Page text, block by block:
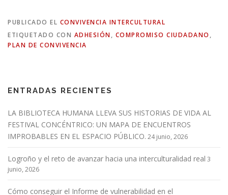
PUBLICADO EL CONVIVENCIA INTERCULTURAL
ETIQUETADO CON ADHESIÓN, COMPROMISO CIUDADANO ,
PLAN DE CONVIVENCIA
ENTRADAS RECIENTES
LA BIBLIOTECA HUMANA LLEVA SUS HISTORIAS DE VIDA AL
FESTIVAL CONCÉNTRICO: UN MAPA DE ENCUENTROS
IMPROBABLES EN EL ESPACIO PÚBLICO. 24 junio, 2026
Logroño y el reto de avanzar hacia una interculturalidad real 3
junio, 2026
Cómo conseguir el Informe de vulnerabilidad en el